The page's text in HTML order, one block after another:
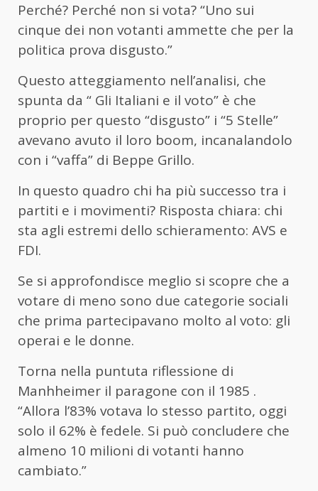
Perché? Perché non si vota? “Uno sui
cinque dei non votanti ammette che per la
politica prova disgusto.”
Questo atteggiamento nell’analisi, che
spunta da “ Gli Italiani e il voto” è che
proprio per questo “disgusto” i “5 Stelle”
avevano avuto il loro boom, incanalandolo
con i “vaffa” di Beppe Grillo.
In questo quadro chi ha più successo tra i
partiti e i movimenti? Risposta chiara: chi
sta agli estremi dello schieramento: AVS e
FDI.
Se si approfondisce meglio si scopre che a
votare di meno sono due categorie sociali
che prima partecipavano molto al voto: gli
operai e le donne.
Torna nella puntuta riflessione di
Manhheimer il paragone con il 1985 .
“Allora l’83% votava lo stesso partito, oggi
solo il 62% è fedele. Si può concludere che
almeno 10 milioni di votanti hanno
cambiato.”